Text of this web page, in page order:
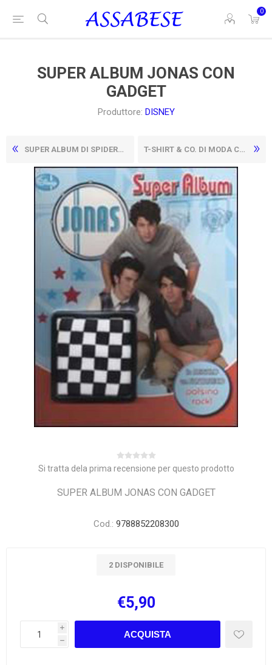
0
SUPER ALBUM JONAS CON
GADGET
Produttore: DISNEY
SUPER ALBUM DI SPIDERMAN T-SHIRT & CO. DI MODA CON ADESIVI EDIZ. ILLUSTRATA
Si tratta dela prima recensione per questo prodotto
SUPER ALBUM JONAS CON GADGET
Cod.: 9788852208300
2 DISPONIBILE
€5,90
i
h
ACQUISTA